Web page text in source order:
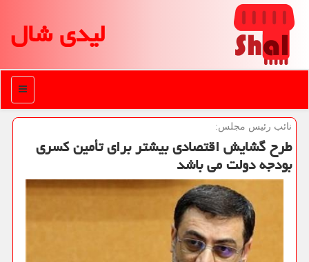
لیدی شال
منو
نائب رئیس مجلس:
طرح گشایش اقتصادی بیشتر برای تأمین كسری
بودجه دولت می باشد